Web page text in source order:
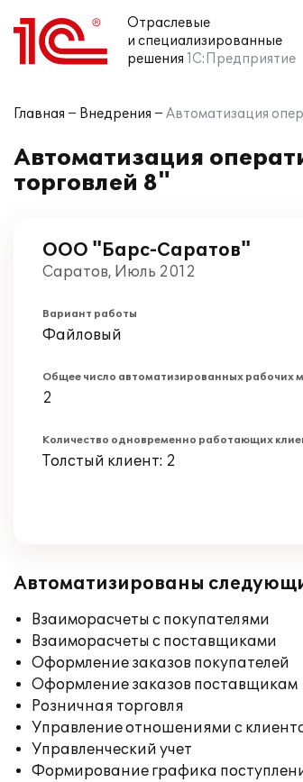
Отраслевые
и специализированные
решения 1С:Предприятие
Главная Внедрения Автоматизация
Автоматизация
торговлей 8"
ООО "Барс-Саратов"
Саратов, Июль 2012
Вариант работы
Файловый
Общее число автоматизированных рабочих
2
Количество одновременно работающих
Толстый клиент: 2
Автоматизированы
Взаиморасчеты с покупателями
Взаиморасчеты с поставщиками
Оформление заказов покупателей
Оформление заказов поставщикам
Розничная торговля
Управление отношениями с
Управленческий учет
Формирование графика